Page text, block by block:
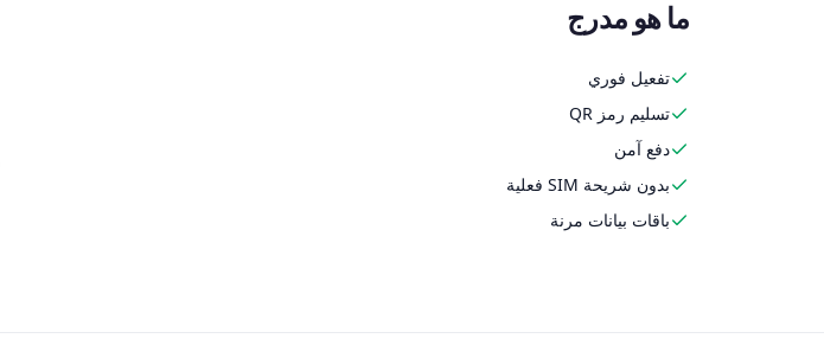
ما هو مدرج
تفعيل فوري
تسليم رمز QR
دفع آمن
بدون شريحة SIM فعلية
باقات بيانات مرنة